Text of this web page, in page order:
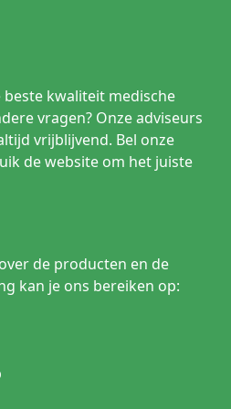
toedieningssysteem dat een
en aansluitingen
voedingspomp?
merkspecifiek of
altijd op de productpagina
set compatibel is met de
bij een pompset?
bij zowel het pompsysteem als
van het enterale
of niet-compatibele
onderbreking van de
voedingspomp set en een ENFit-
voor toediening via een
beste kwaliteit medische
vragen? Onze adviseurs
vrijblijvend. Bel onze
de website om het juiste
de producten en de
kan je ons bereiken op: